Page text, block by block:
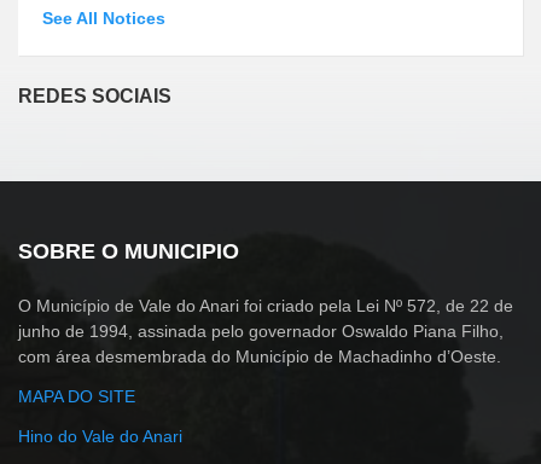
See All Notices
REDES SOCIAIS
SOBRE O MUNICIPIO
O Município de Vale do Anari foi criado pela Lei Nº 572, de 22 de
junho de 1994, assinada pelo governador Oswaldo Piana Filho,
com área desmembrada do Município de Machadinho d’Oeste.
MAPA DO SITE
Hino do Vale do Anari